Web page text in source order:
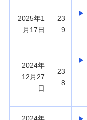
2025年1
月17日
23
9
2024年
12月27
日
23
8